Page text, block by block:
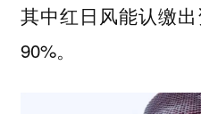
其中红日风能认缴
90%。